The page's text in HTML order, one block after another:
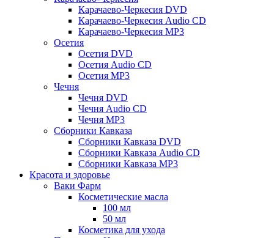
Карачаево-Черкесия DVD
Карачаево-Черкесия Audio CD
Карачаево-Черкесия MP3
Осетия
Осетия DVD
Осетия Audio CD
Осетия MP3
Чечня
Чечня DVD
Чечня Audio CD
Чечня MP3
Сборники Кавказа
Сборники Кавказа DVD
Сборники Кавказа Audio CD
Сборники Кавказа MP3
Красота и здоровье
Ваки Фарм
Косметические масла
100 мл
50 мл
Косметика для ухода